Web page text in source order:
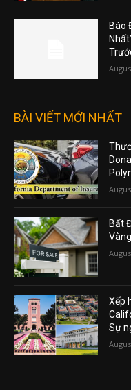
Báo
BÀI VIẾT MỚI NHẤT
Bất
Xếp
Sự